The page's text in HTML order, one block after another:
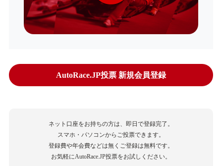
AutoRace.JP投票 新規会員登録
ネット口座をお持ちの方は、即日で登録完了。
スマホ・パソコンからご投票できます。
登録費や年会費などは無くご登録は無料です。
お気軽にAutoRace.JP投票をお試しください。